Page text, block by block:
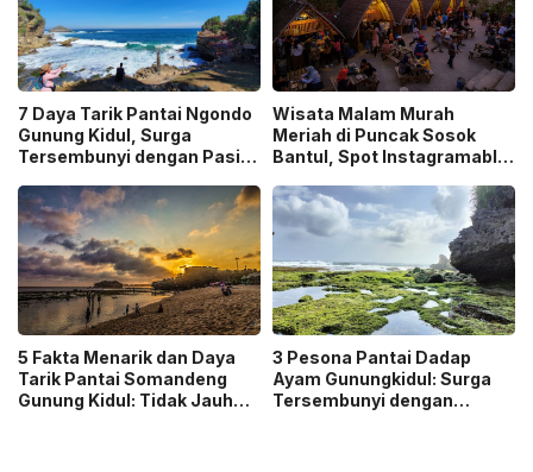
7 Daya Tarik Pantai Ngondo
Gunung Kidul, Surga
Tersembunyi dengan Pasir
Wisata Malam Murah
Meriah di Puncak Sosok
Bantul, Spot Instagramable
5 Fakta Menarik dan Daya
Tarik Pantai Somandeng
Gunung Kidul: Tidak Jauh
3 Pesona Pantai Dadap
Ayam Gunungkidul: Surga
Tersembunyi dengan